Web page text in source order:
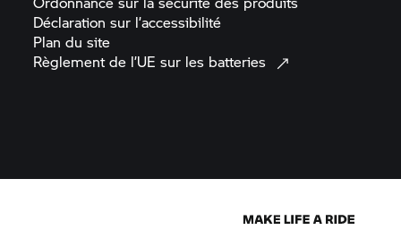
Déclaration sur l’accessibilité
Plan dusite
Règlement de l’UE sur les batteries